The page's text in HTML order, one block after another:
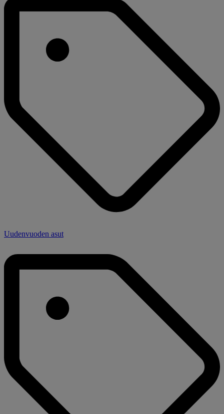
Uudenvuoden asut